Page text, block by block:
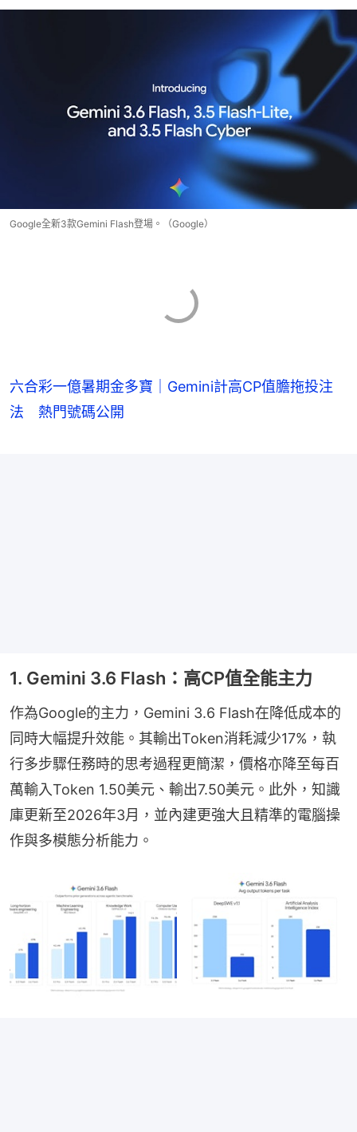
Google全新3款Gemini Flash登場。（Google）
六合彩一億暑期金多寶｜Gemini計高CP值膽拖投注
法 熱門號碼公開
1. Gemini 3.6 Flash：高CP值全能主力
作為Google的主力，Gemini 3.6 Flash在降低成本的
同時大幅提升效能。其輸出Token消耗減少17%，執
行多步驟任務時的思考過程更簡潔，價格亦降至每百
萬輸入Token 1.50美元、輸出7.50美元。此外，知識
庫更新至2026年3月，並內建更強大且精準的電腦操
作與多模態分析能力。